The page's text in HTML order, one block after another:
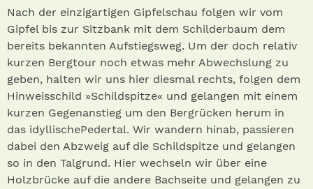
Nach der einzigartigen Gipfelschau folgen wir vom
Gipfel bis zur Sitzbank mit dem Schilderbaum dem
bereits bekannten Aufstiegsweg. Um der doch relativ
kurzen Bergtour noch etwas mehr Abwechslung zu
geben, halten wir uns hier diesmal rechts, folgen dem
Hinweisschild »Schildspitze« und gelangen mit einem
kurzen Gegenanstieg um den Bergrücken herum in
das idyllischePedertal. Wir wandern hinab, passieren
dabei den Abzweig auf die Schildspitze und gelangen
so in den Talgrund. Hier wechseln wir über eine
Holzbrücke auf die andere Bachseite und gelangen zu